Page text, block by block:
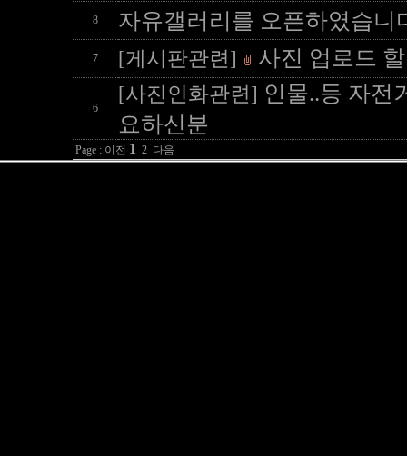
8 자유갤러리를 오픈하였습니
7 [게시판관련] 사진 업로드
6
[사진인화관련] 인물..등 자전
요하신분
Page : 이전 1 2 다음